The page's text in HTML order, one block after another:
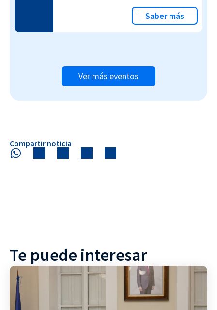
Saber más
Ver más eventos
Compartir noticia
Te puede interesar